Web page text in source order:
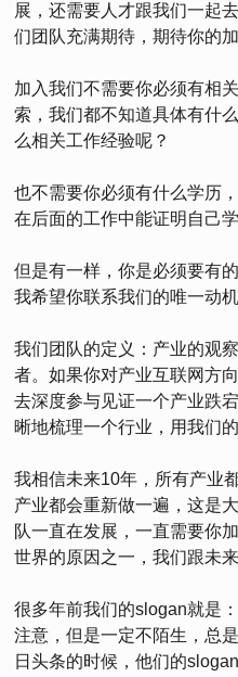
展，还需要人才跟我们一起
们团队充满期待，期待你的加
加入我们不需要你必须有相
索，我们都不知道具体有什
么相关工作经验呢？
也不需要你必须有什么学历
在后面的工作中能证明自己
但是有一样，你是必须要有
我希望你联系我们的唯一动
我们团队的定义：产业的观
者。如果你对产业互联网方
去深度参与见证一个产业跌
晰地梳理一个行业，用我们
我相信未来10年，所有产业
产业都会重新做一遍，这是
队一直在发展，一直需要你
世界的原因之一，我们跟未
很多年前我们的slogan就是
注意，但是一定不陌生，总
日头条的时候，他们的